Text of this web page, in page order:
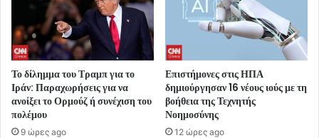
Το δίλημμα του Τραμπ για το
Ιράν: Παραχωρήσεις για να
ανοίξει το Ορμούζ ή συνέχιση του
πολέμου
9 ώρες ago
Επιστήμονες στις ΗΠΑ
δημιούργησαν 16 νέους ιούς με τη
βοήθεια της Τεχνητής
Νοημοσύνης
12 ώρες ago